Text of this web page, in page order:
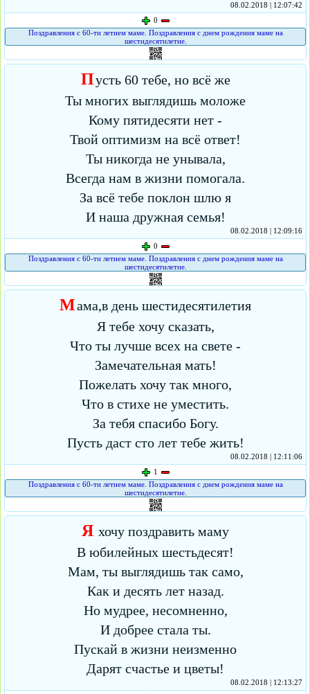
08.02.2018 | 12:07:42
0
Поздравления с 60-ти летием маме. Поздравления с днем рождения маме на
шестидесятилетие.
Пусть 60 тебе, но всё же
Ты многих выглядишь моложе
Кому пятидесяти нет -
Твой оптимизм на всё ответ!
Ты никогда не унывала,
Всегда нам в жизни помогала.
За всё тебе поклон шлю я
И наша дружная семья!
08.02.2018 | 12:09:16
0
Поздравления с 60-ти летием маме. Поздравления с днем рождения маме на
шестидесятилетие.
Мама,в день шестидесятилетия
Я тебе хочу сказать,
Что ты лучше всех на свете -
Замечательная мать!
Пожелать хочу так много,
Что в стихе не уместить.
За тебя спасибо Богу.
Пусть даст сто лет тебе жить!
08.02.2018 | 12:11:06
1
Поздравления с 60-ти летием маме. Поздравления с днем рождения маме на
шестидесятилетие.
Я хочу поздравить маму
В юбилейных шестьдесят!
Мам, ты выглядишь так само,
Как и десять лет назад.
Но мудрее, несомненно,
И добрее стала ты.
Пускай в жизни неизменно
Дарят счастье и цветы!
08.02.2018 | 12:13:27